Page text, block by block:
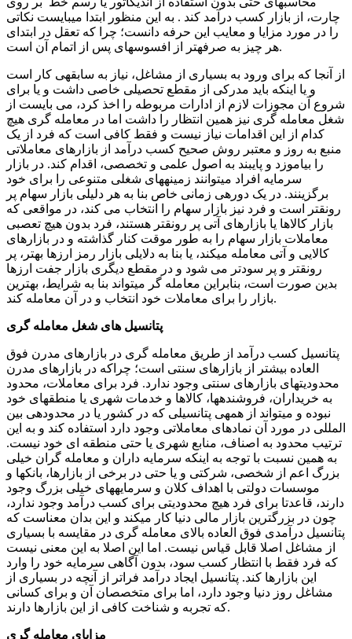
چارت، از بازار کسب درآمد کند . به این منظور ابتدا می­بایست نکاتی
را در مورد مزایا و معایب این حرفه دانست؛ چرا که تعقل در ابتدای
هر چیز به صرفه­تر از افسوس­های پس از اتمام آن است.
از آنجا که برای ورود به بسیاری از مشاغل، نیاز به سابقه­ی کار است
و یا اینکه باید مدرکی از مقطع تحصیلی خاصی داشت و یا برای
شروع آن مجوزات لازم از ادارات مربوطه را اخذ کرد، می ­بایست از
شغل معامله گری نیز همین انتظار را داشت اما در معامله­ گری هیچ
کدام از این اقدامات نیاز نیست و فقط کافی است که فرد از یک
منبع به روز و معتبر روش صحیح کسب درآمد از بازارهای معاملاتی
را بیاموزد و پایبند به اصول علمی و تخصصی، اقدام کند. در بازار
سرمایه افراد می­توانند زمینه­های شغلی متنوعی را برای خود
برگزینند. در یک دوره­ی زمانی خاص بنا به هر دلیلی بازار سهام پر
رونق­تر است و فرد نیز بازار سهام را انتخاب می کند، در مواقعی که
بازار کالاها یا بازارهای آتی پر رونق­تر هستند، فرد بدون هیچ تعصبی
معاملات بازار سهام را به طور موقت کنار گذاشته و در بازارهای
کالایی و آتی معامله می­کند، یا بنا به دلایلی بازار رمز ارزها بهتر، پر
رونق­تر و پر سودتر می شود و در مقطع دیگری بازار جفت ارزها
بدین صورت است، بنابراین معامله­ گر می­تواند بنا به شرایط، بهترین
بازار را برای معاملات خود انتخاب و در آن معامله کند.
پتانسیل­ های شغل معامله­ گری
پتانسیل کسب درآمد از طریق معامله­ گری در بازارهای مدرن فوق
العاده بیشتر از بازارهای سنتی است؛ چراکه در بازارهای مدرن
محدودیت­های بازارهای سنتی وجود ندارد. فرد برای معاملات، محدود
به خریداران، فروشنده­ها، کالاها و خدمات شهری یا منطقه­ای خود
نبوده و می­تواند از همه­ی پتانسیلی که در کشور یا در محدوده­ی بین
المللی در مورد آن نمادهای معاملاتی وجود دارد استفاده کند و به این
ترتیب محدود به اصناف، منابع شهری یا حتی منطقه­ ای خود نیست.
به همین نسبت با توجه به اینکه سرمایه­ داران و معامله­ گران خیلی
بزرگ اعم از شخصی، شرکتی و یا حتی در برخی از بازارها، بانکها و
موسسات دولتی با اهداف کلان و سرمایه­های خیلی بزرگ وجود
دارند، قاعدتا برای فرد هیچ محدودیتی برای کسب درآمد وجود ندارد،
چون در بزرگترین بازار مالی دنیا کار می­کند و این بدان معناست که
پتانسیل درآمدی فوق العاده بالای معامله­ گری در مقایسه با بسیاری
از مشاغل اصلا قابل قیاس نیست. اما این اصلا به این معنی نیست
که فرد فقط با انتظار کسب سود، بدون آگاهی سرمایه خود را وارد
این بازارها کند. پتانسیل ایجاد درآمد فراتر از آنچه در بسیاری از
مشاغل روز دنیا وجود دارد، اما برای متخصصان آن و برای کسانی
که تجربه و شناخت کافی از این بازارها دارند.
مزایای معامله­ گری